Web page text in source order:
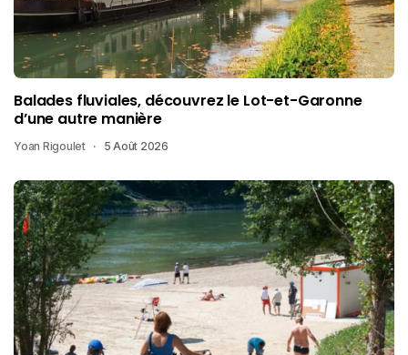
Balades fluviales, découvrez le Lot-et-Garonne
d’une autre manière
Yoan Rigoulet 5 Août 2026